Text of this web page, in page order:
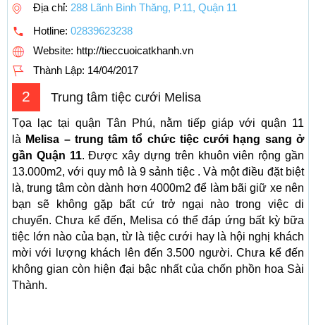
Địa chỉ: 288 Lãnh Binh Thăng, P.11, Quận 11
Hotline: 02839623238
Website: http://tieccuoicatkhanh.vn
Thành Lập: 14/04/2017
2 Trung tâm tiệc cưới Melisa
Tọa lạc tại quận Tân Phú, nằm tiếp giáp với quận 11
là Melisa – trung tâm tổ chức tiệc cưới hạng sang ở
gần Quận 11. Được xây dựng trên khuôn viên rộng gần
13.000m2, với quy mô là 9 sảnh tiệc . Và một điều đặt biệt
là, trung tâm còn dành hơn 4000m2 để làm bãi giữ xe nên
bạn sẽ không gặp bất cứ trở ngại nào trong việc di
chuyển. Chưa kể đến, Melisa có thể đáp ứng bất kỳ bữa
tiệc lớn nào của bạn, từ là tiệc cưới hay là hội nghị khách
mời với lượng khách lên đến 3.500 người. Chưa kể đến
không gian còn hiện đại bậc nhất của chốn phồn hoa Sài
Thành.